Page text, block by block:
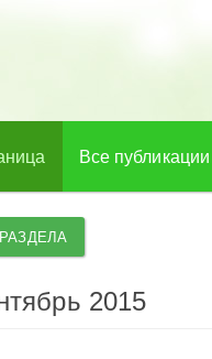
Все публикации
2015